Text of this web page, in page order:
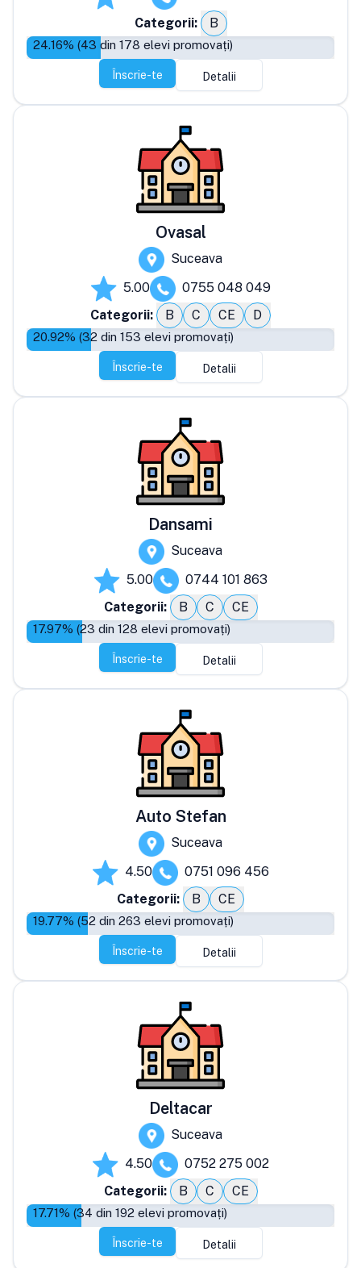
Categorii:
B
24.16% (43 din 178 elevi promovați)
Înscrie-te Detalii
Ovasal
Suceava
5.00
0755 048 049
Categorii:
B C CE D
20.92% (32 din 153 elevi promovați)
Înscrie-te Detalii
Dansami
Suceava
5.00
0744 101 863
Categorii:
B C CE
17.97% (23 din 128 elevi promovați)
Înscrie-te Detalii
Auto Stefan
Suceava
4.50
0751 096 456
Categorii:
B CE
19.77% (52 din 263 elevi promovați)
Înscrie-te Detalii
Deltacar
Suceava
4.50
0752 275 002
Categorii:
B C CE
17.71% (34 din 192 elevi promovați)
Înscrie-te Detalii